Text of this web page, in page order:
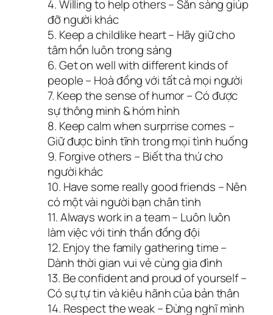
4. Willing to help others – Sẵn sàng giúp
đỡ người khác
5. Keep a childlike heart – Hãy giữ cho
tâm hồn luôn trong sáng
6. Get on well with different kinds of
people – Hoà đồng với tất cả mọi người
7. Keep the sense of humor – Có được
sự thông minh & hóm hỉnh
8. Keep calm when surprrise comes –
Giữ được bình tĩnh trong mọi tình huống
9. Forgive others – Biết tha thứ cho
người khác
10. Have some really good friends – Nên
có một vài người bạn chân tình
11. Always work in a team – Luôn luôn
làm việc với tinh thần đồng đội
12. Enjoy the family gathering time –
Dành thời gian vui vẻ cùng gia đình
13. Be confident and proud of yourself –
Có sự tự tin và kiêu hãnh của bản thân
14. Respect the weak – Đừng nghĩ mình